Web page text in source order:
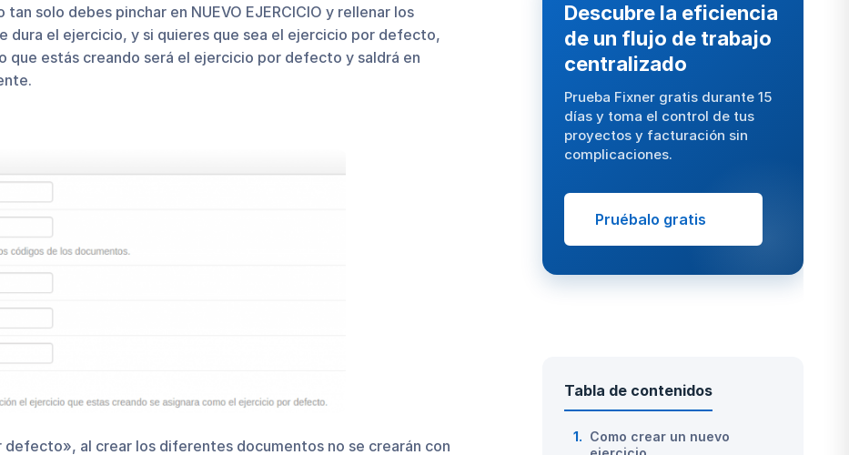
solo debes pinchar en NUEVO EJERCICIO y rellenar los
dura el ejercicio, y si quieres que sea el ejercicio por defecto,
que estás creando será el ejercicio por defecto y saldrá en
al crear los diferentes documentos no se crearán con
Descubre la eficiencia
de un flujo de trabajo
centralizado
Prueba Fixner gratis durante 15
días y toma el control de tus
proyectos y facturación sin
complicaciones.
Pruébalo gratis
Tabla de contenidos
1. Como crear un nuevo